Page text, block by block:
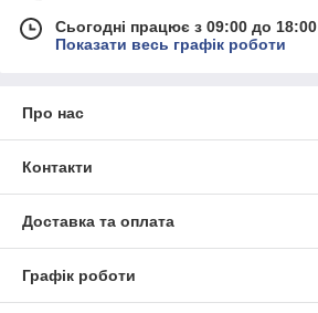
Сьогодні працює з 09:00 до 18:00
Показати весь графік роботи
Про нас
Контакти
Доставка та оплата
Графік роботи